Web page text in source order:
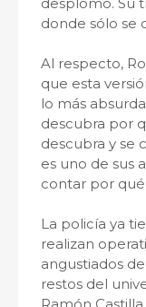
donde sólo se
Al respecto,
que esta
lo más
descubra por
descubra y se
es uno de sus
contar por qué
La policía ya
realizan
angustiados
restos del